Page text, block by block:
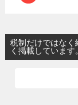
税制だけではなく
く掲載しています